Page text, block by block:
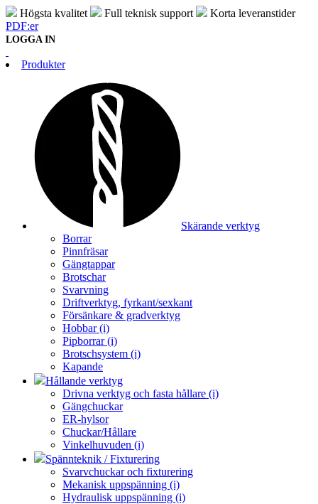
Högsta kvalitet Full teknisk support
Korta leveranstider
PDF:er
LOGGA IN
Produkter
Skärande verktyg
Borrar
Pinnfräsar
Gängtappar
Brotschar
Svarvning
Driftverktyg, fyrkant/sexkant
Försänkare & gradverktyg
Hobbar (i)
Pipborrar (i)
Brotschsystem (i)
Kapande
Hållande verktyg
Drivna verktyg och fasta hållare (i)
Gängchuckar
ER-hylsor
Chuckar/Hållare
Vinkelhuvuden (i)
Spännteknik / Fixturering
Svarvchuckar och fixturering
Mekanisk uppspänning (i)
Hydraulisk uppspänning (i)